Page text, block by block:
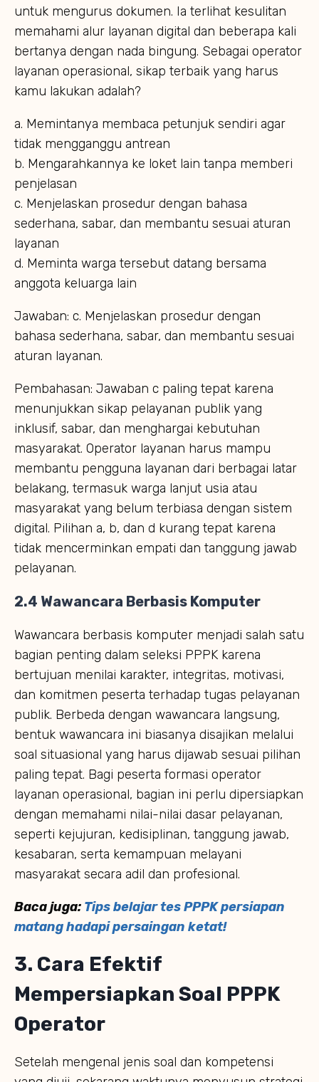
untuk mengurus dokumen. Ia terlihat kesulitan
memahami alur layanan digital dan beberapa kali
bertanya dengan nada bingung. Sebagai operator
layanan operasional, sikap terbaik yang harus
kamu lakukan adalah?
a. Memintanya membaca petunjuk sendiri agar
tidak mengganggu antrean
b. Mengarahkannya ke loket lain tanpa memberi
penjelasan
c. Menjelaskan prosedur dengan bahasa
sederhana, sabar, dan membantu sesuai aturan
layanan
d. Meminta warga tersebut datang bersama
anggota keluarga lain
Jawaban: c. Menjelaskan prosedur dengan
bahasa sederhana, sabar, dan membantu sesuai
aturan layanan.
Pembahasan: Jawaban c paling tepat karena
menunjukkan sikap pelayanan publik yang
inklusif, sabar, dan menghargai kebutuhan
masyarakat. Operator layanan harus mampu
membantu pengguna layanan dari berbagai latar
belakang, termasuk warga lanjut usia atau
masyarakat yang belum terbiasa dengan sistem
digital. Pilihan a, b, dan d kurang tepat karena
tidak mencerminkan empati dan tanggung jawab
pelayanan.
2.4 Wawancara Berbasis Komputer
Wawancara berbasis komputer menjadi salah satu
bagian penting dalam seleksi PPPK karena
bertujuan menilai karakter, integritas, motivasi,
dan komitmen peserta terhadap tugas pelayanan
publik. Berbeda dengan wawancara langsung,
bentuk wawancara ini biasanya disajikan melalui
soal situasional yang harus dijawab sesuai pilihan
paling tepat. Bagi peserta formasi operator
layanan operasional, bagian ini perlu dipersiapkan
dengan memahami nilai-nilai dasar pelayanan,
seperti kejujuran, kedisiplinan, tanggung jawab,
kesabaran, serta kemampuan melayani
masyarakat secara adil dan profesional.
Baca juga: Tips belajar tes PPPK persiapan
matang hadapi persaingan ketat!
3. Cara Efektif
Mempersiapkan Soal PPPK
Operator
Setelah mengenal jenis soal dan kompetensi